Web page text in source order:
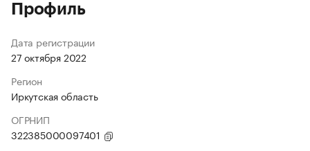
Профиль
Дата регистрации
27 октября 2022
Регион
Иркутская область
ОГРНИП
322385000097401